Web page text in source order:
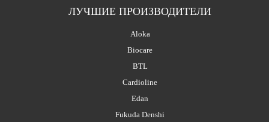
ЛУЧШИЕ ПРОИЗВОДИТЕЛИ
Aloka
Biocare
BTL
Cardioline
Edan
Fukuda Denshi